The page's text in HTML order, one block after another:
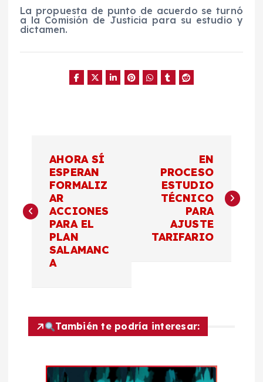
La propuesta de punto de acuerdo se turnó
a la Comisión de Justicia para su estudio y
dictamen.
v
c
AHORA SÍ
ESPERAN
FORMALIZ
AR
ACCIONES
PARA EL
PLAN
SALAMANC
A
EN
PROCESO
ESTUDIO
TÉCNICO
PARA
AJUSTE
TARIFARIO
También te podría interesar: